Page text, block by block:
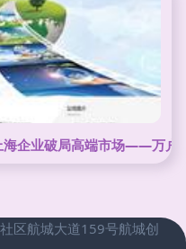
海企业破局高端市场——万户
区航城大道159号航城创